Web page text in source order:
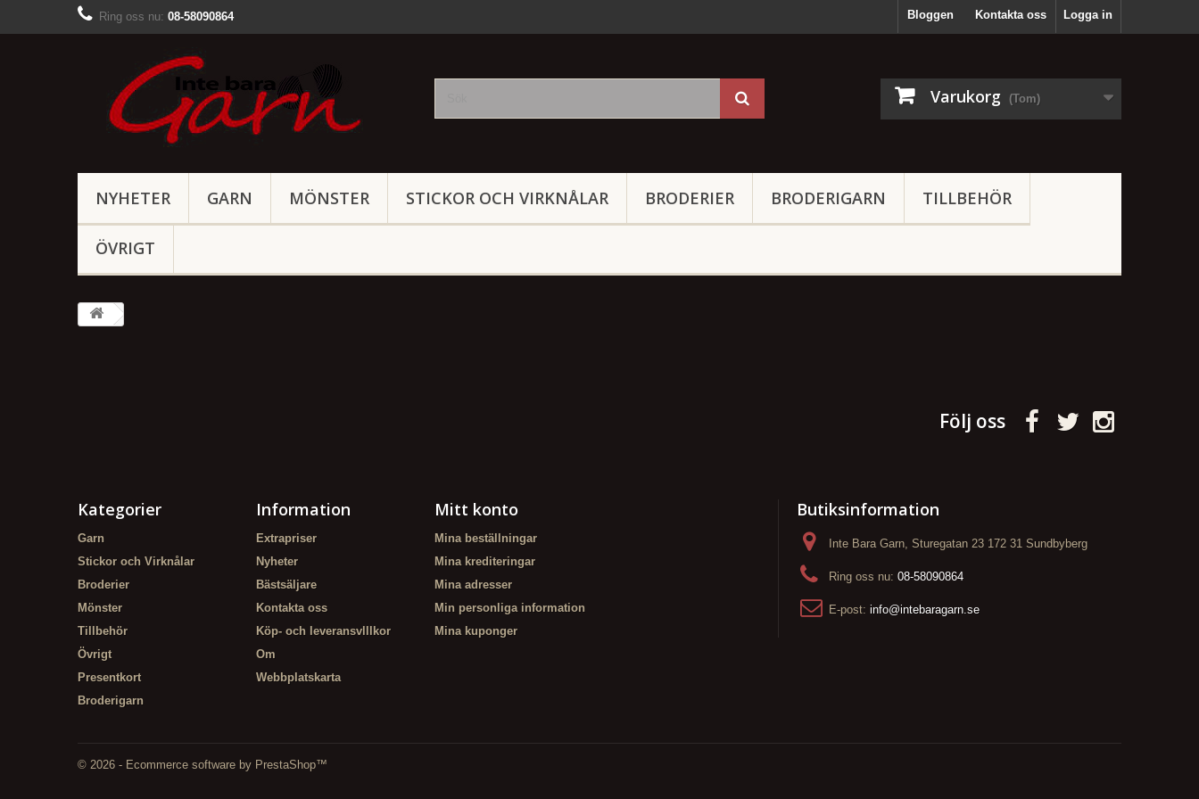
Logga in
Bloggen Kontakta oss
Ring oss nu: 08-58090864
Varukorg (Tom)
NYHETER GARN MÖNSTER STICKOR OCH VIRKNÅLAR BRODERIER BRODERIGARN TILLBEHÖR
ÖVRIGT
Följ oss
Kategorier
Garn
Stickor och Virknålar
Broderier
Mönster
Tillbehör
Övrigt
Presentkort
Broderigarn
Information
Extrapriser
Nyheter
Bästsäljare
Kontakta oss
Köp- och leveransvlllkor
Om
Webbplatskarta
© 2026 - Ecommerce software by PrestaShop™
Mitt konto
Mina beställningar
Mina krediteringar
Mina adresser
Min personliga information
Mina kuponger
Butiksinformation
Inte Bara Garn, Sturegatan 23 172 31 Sundbyberg
Ring oss nu: 08-58090864
E-post: info@intebaragarn.se